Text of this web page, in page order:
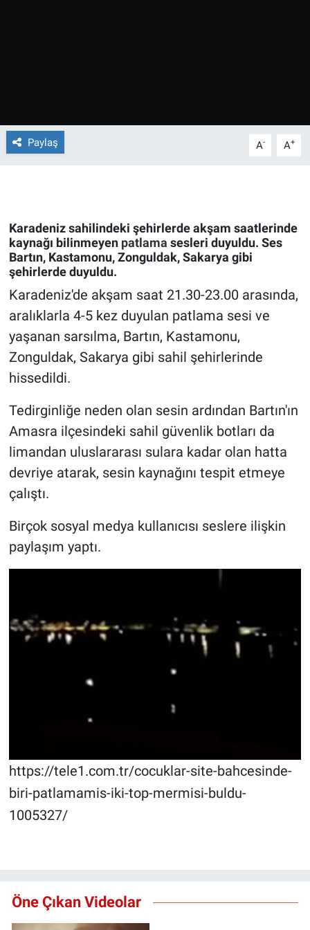
Paylaş A- A+
Karadeniz sahilindeki şehirlerde akşam saatlerinde
kaynağı bilinmeyen patlama sesleri duyuldu. Ses
Bartın, Kastamonu, Zonguldak, Sakarya gibi
şehirlerde duyuldu.
Karadeniz'de akşam saat 21.30-23.00 arasında,
aralıklarla 4-5 kez duyulan patlama sesi ve
yaşanan sarsılma, Bartın, Kastamonu,
Zonguldak, Sakarya gibi sahil şehirlerinde
hissedildi.
Tedirginliğe neden olan sesin ardından Bartın'ın
Amasra ilçesindeki sahil güvenlik botları da
limandan uluslararası sulara kadar olan hatta
devriye atarak, sesin kaynağını tespit etmeye
çalıştı.
Birçok sosyal medya kullanıcısı seslere ilişkin
paylaşım yaptı.
https://tele1.com.tr/cocuklar-site-bahcesinde-
biri-patlamamis-iki-top-mermisi-buldu-
1005327/
Öne Çıkan Videolar
Ekonomi
Gün Başlıyor
Gün Bitiyor
Gün Ortası
Gündem Özel
Günün görüntüsü
Haber
İlan
Kimdir
Koronavirüs
Kültür Sanat
Nedir
Spor
Teknoloji
Yerel Gündem